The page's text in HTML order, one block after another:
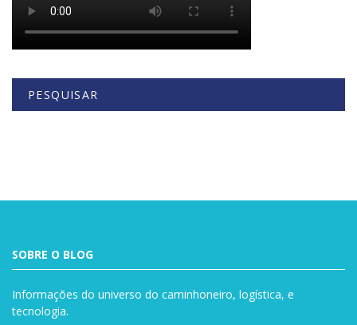
PESQUISAR
SOBRE O BLOG
Informações do universo do caminhoneiro, logística, e
tecnologia.